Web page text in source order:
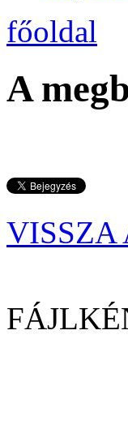
főoldal
A
VISSZA